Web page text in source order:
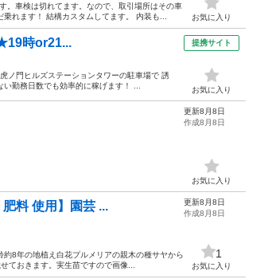
。車検は切れてます。なので、取引場所はその車
れます！ 結構カスタムしてます。 内装も...
お気に入り
時or21...
門ヒルズステーションタワーの駐車場で 誘
勤務日数でも効率的に稼げます！ ...
提携サイト
お気に入り
更新8月8日
作成8月8日
お気に入り
料 使用】園芸 ...
8年の地植え白花プルメリアの親木の種サヤから
ておきます。実生苗ですので画像...
更新8月8日
作成8月8日
1
お気に入り